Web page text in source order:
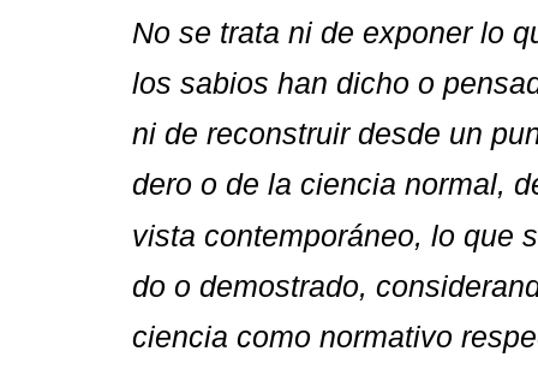
No se trata ni de exponer lo
los sabios han dicho o
ni de reconstruir desde un
dero o de la ciencia normal,
vista contemporáneo, lo que
do o demostrado,
ciencia como normativo